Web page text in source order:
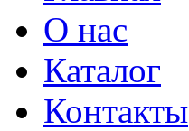
О нас
Каталог
Контакты